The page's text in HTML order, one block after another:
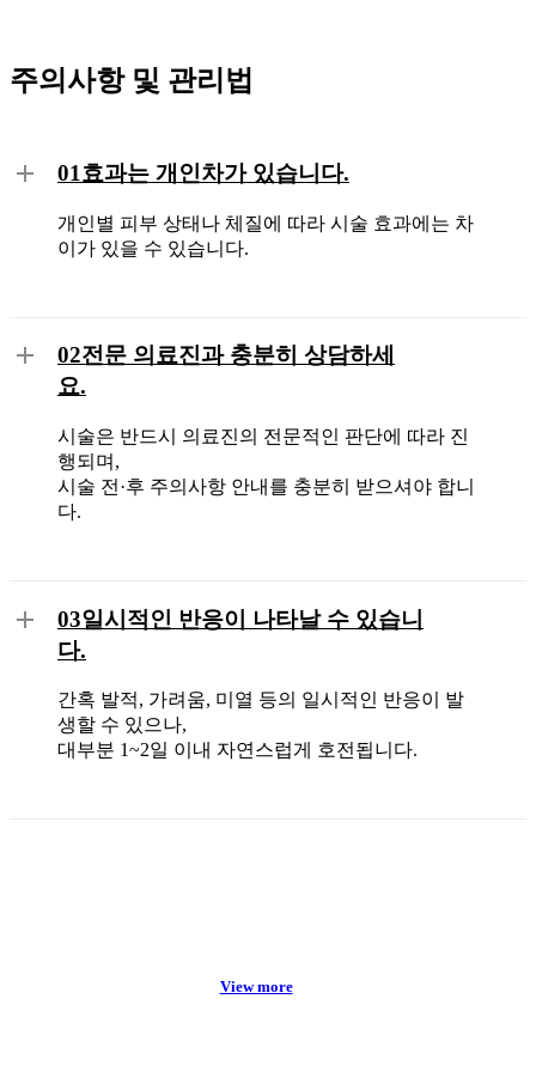
주의사항 및 관리법
01 효과는 개인차가 있습니다.
개인별 피부 상태나 체질에 따라 시술 효과에는 차
이가 있을 수 있습니다.
02전문 의료진과 충분히 상담하세
요.
시술은 반드시 의료진의 전문적인 판단에 따라 진
행되며,
시술 전·후 주의사항 안내를 충분히 받으셔야 합니
다.
03일시적인 반응이 나타날 수 있습니
다.
간혹 발적, 가려움, 미열 등의 일시적인 반응이 발
생할 수 있으나,
대부분 1~2일 이내 자연스럽게 호전됩니다.
View more